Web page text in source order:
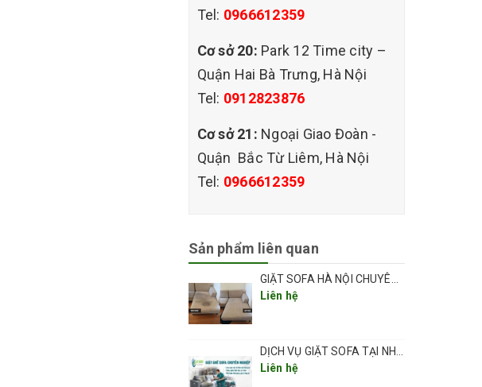
Tel: 0966612359
Cơ sở 20: Park 12 Time city –
Quận Hai Bà Trưng, Hà Nội
Tel: 0912823876
Cơ sở 21: Ngoại Giao Đoàn -
Quận Bắc Từ Liêm, Hà Nội
Tel: 0966612359
Sản phẩm liên quan
Liên hệ
Liên hệ